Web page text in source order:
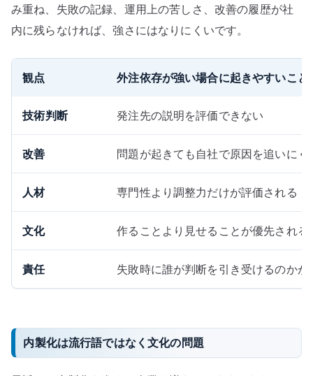
み重ね、失敗の記録、運用上の苦しさ、改善の履歴が社
内に残らなければ、強さにはなりにくいです。
観点 外注依存が強い場合に起きやすいこと
技術判断 発注先の説明を評価できない
改善 問題が起きても自社で原因を追いにく
人材 専門性より調整力だけが評価される
文化 作ることより見せることが優先される
責任 失敗時に誰が判断を引き受けるのかが
内製化は流行語ではなく文化の問題